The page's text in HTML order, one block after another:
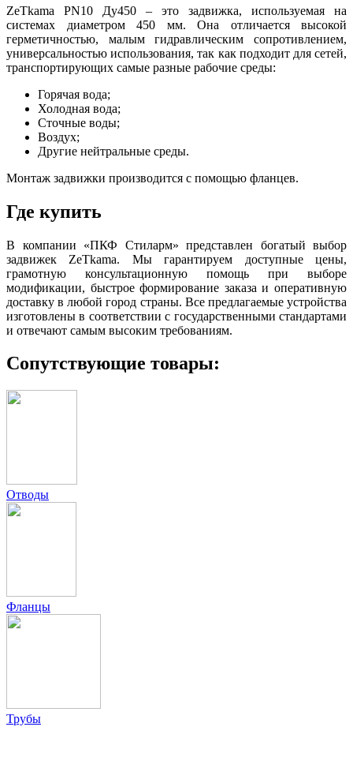
ZeТkama PN10 Ду450 – это задвижка, используемая на
системах диаметром 450 мм. Она отличается высокой
герметичностью, малым гидравлическим сопротивлением,
универсальностью использования, так как подходит для сетей,
транспортирующих самые разные рабочие среды:
Горячая вода;
Холодная вода;
Сточные воды;
Воздух;
Другие нейтральные среды.
Монтаж задвижки производится с помощью фланцев.
Где купить
В компании «ПКФ Стиларм» представлен богатый выбор
задвижек ZeТkama. Мы гарантируем доступные цены,
грамотную консультационную помощь при выборе
модификации, быстрое формирование заказа и оперативную
доставку в любой город страны. Все предлагаемые устройства
изготовлены в соответствии с государственными стандартами
и отвечают самым высоким требованиям.
Сопутствующие товары:
Отводы
Фланцы
Трубы